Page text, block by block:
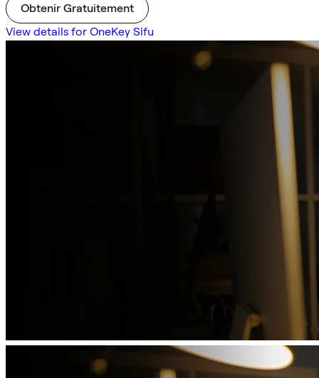
Obtenir Gratuitement
View details for OneKey Sifu